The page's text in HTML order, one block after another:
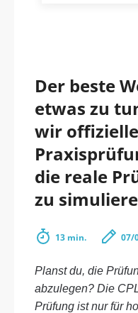
Der beste
etwas zu
wir
die reale
zu
13 min. 07/
Planst du, die
abzulegen? Die
Prüfung ist nur für